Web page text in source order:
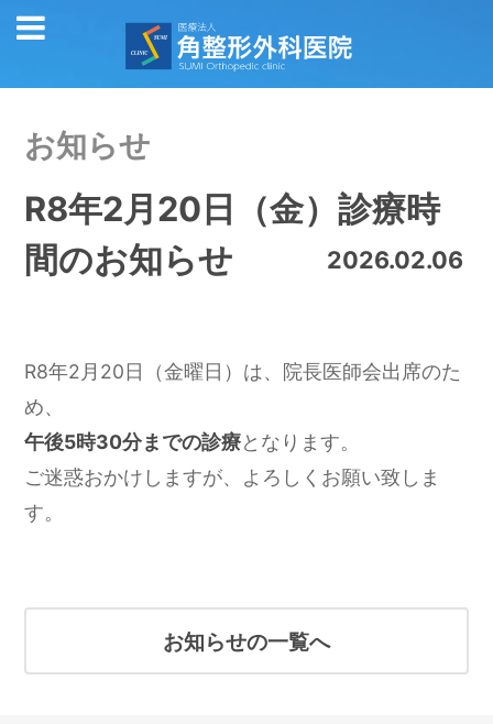
お知らせ
R8年2月20日（金）診療時
間のお知らせ
2026.02.06
R8年2月20日（金曜日）は、院長医師会出席のた
め、
午後5時30分までの診療となります。
ご迷惑おかけしますが、よろしくお願い致しま
す。
お知らせの一覧へ